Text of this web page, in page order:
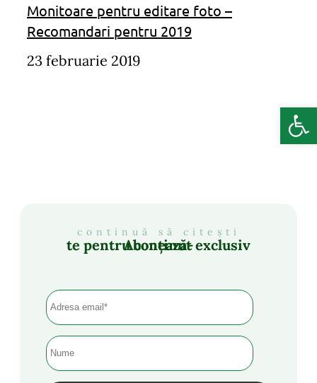
Monitoare pentru editare foto –
Recomandari pentru 2019
23 februarie 2019
continuă să citești
Abonează-te pentru conținut exclusiv